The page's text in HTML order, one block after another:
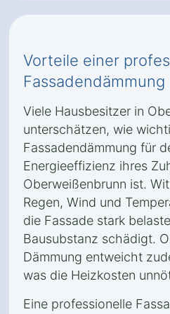
Vorteile einer
Fassadendämmung
Viele Hausbesitzer in
unterschätzen, wie
Fassadendämmung für
Energieeffizienz ihres
Oberweißenbrunn ist.
Regen, Wind und
die Fassade stark
Bausubstanz schädigt.
Dämmung entweicht
was die Heizkosten
Eine professionelle